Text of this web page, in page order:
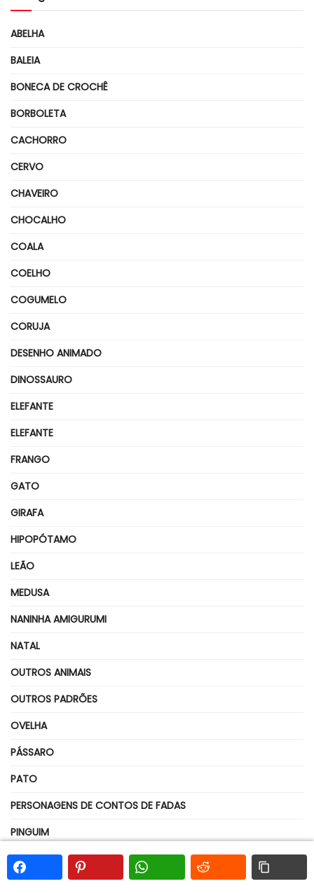
ABELHA
BALEIA
BONECA DE CROCHÊ
BORBOLETA
CACHORRO
CERVO
CHAVEIRO
CHOCALHO
COALA
COELHO
COGUMELO
CORUJA
DESENHO ANIMADO
DINOSSAURO
ELEFANTE
ELEFANTE
FRANGO
GATO
GIRAFA
HIPOPÓTAMO
LEÃO
MEDUSA
NANINHA AMIGURUMI
NATAL
OUTROS ANIMAIS
OUTROS PADRÕES
OVELHA
PÁSSARO
PATO
PERSONAGENS DE CONTOS DE FADAS
PINGUIM
POLVO